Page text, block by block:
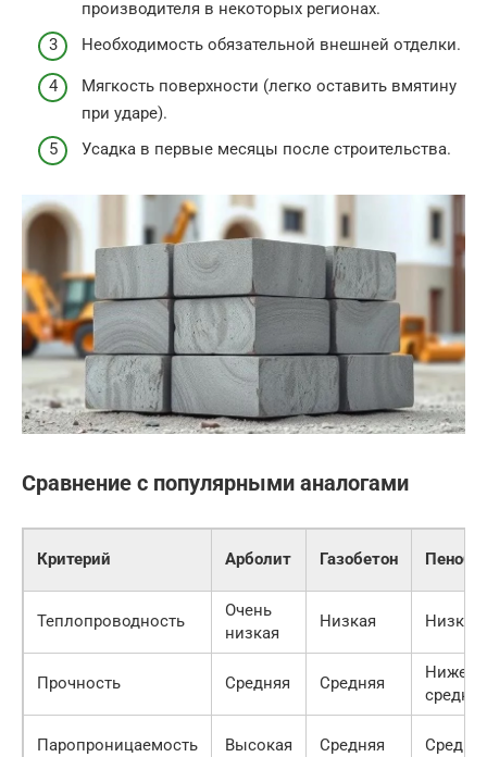
производителя в некоторых регионах.
Необходимость обязательной внешней отделки.
Мягкость поверхности (легко оставить вмятину
при ударе).
Усадка в первые месяцы после строительства.
Сравнение с популярными аналогами
Критерий Арболит Газобетон
Теплопроводность
Очень
низкая
Низкая Низкая
Прочность Средняя Средняя
Ниже
Паропроницаемость Высокая Средняя